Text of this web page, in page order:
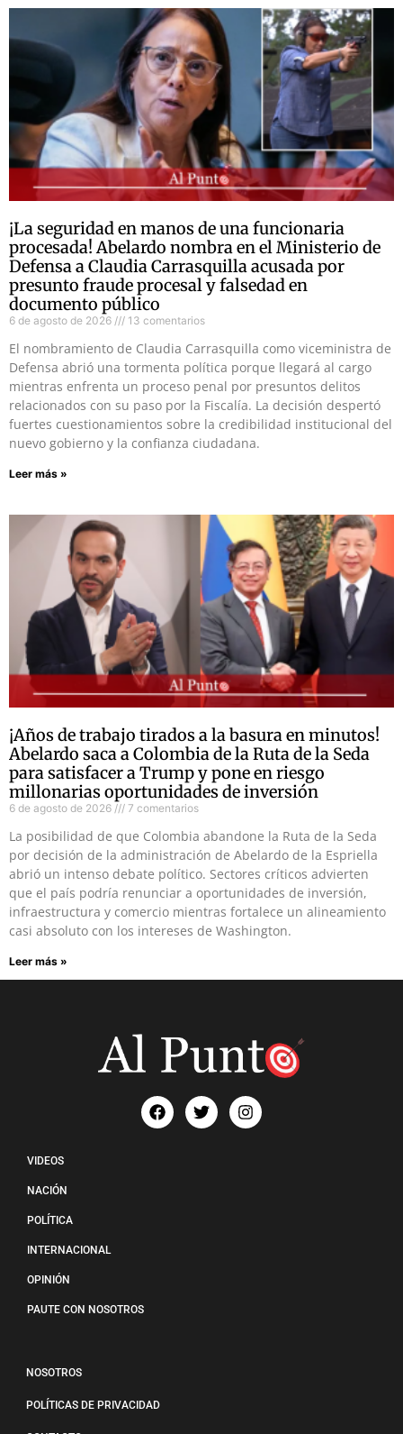
¡La seguridad en manos de una funcionaria
procesada! Abelardo nombra en el Ministerio de
Defensa a Claudia Carrasquilla acusada por
presunto fraude procesal y falsedad en
documento público
6 de agosto de 2026 13 comentarios
El nombramiento de Claudia Carrasquilla como viceministra de
Defensa abrió una tormenta política porque llegará al cargo
mientras enfrenta un proceso penal por presuntos delitos
relacionados con su paso por la Fiscalía. La decisión despertó
fuertes cuestionamientos sobre la credibilidad institucional del
nuevo gobierno y la confianza ciudadana.
Leer más »
¡Años de trabajo tirados a la basura en minutos!
Abelardo saca a Colombia de la Ruta de la Seda
para satisfacer a Trump y pone en riesgo
millonarias oportunidades de inversión
6 de agosto de 2026 7 comentarios
La posibilidad de que Colombia abandone la Ruta de la Seda
por decisión de la administración de Abelardo de la Espriella
abrió un intenso debate político. Sectores críticos advierten
que el país podría renunciar a oportunidades de inversión,
infraestructura y comercio mientras fortalece un alineamiento
casi absoluto con los intereses de Washington.
Leer más »
VIDEOS
NACIÓN
POLÍTICA
INTERNACIONAL
OPINIÓN
PAUTE CON NOSOTROS
NOSOTROS
POLÍTICAS DE PRIVACIDAD